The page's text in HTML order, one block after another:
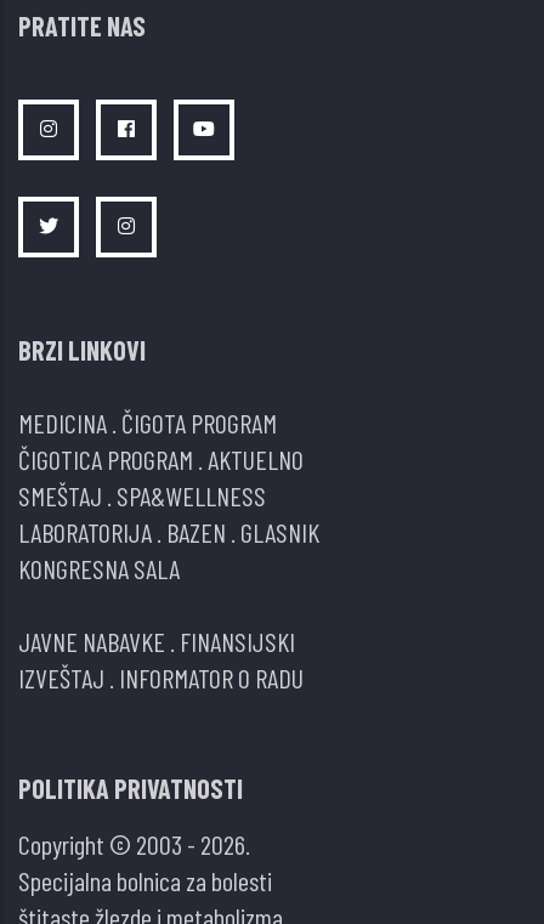
PRATITE NAS
BRZI LINKOVI
MEDICINA ČIGOTA PROGRAM
ČIGOTICA PROGRAM AKTUELNO
SMEŠTAJ SPA&WELLNESS
LABORATORIJA BAZEN GLASNIK
KONGRESNA SALA
JAVNE NABAVKE FINANSIJSKI
IZVEŠTAJ INFORMATOR O RADU
POLITIKA PRIVATNOSTI
Copyright © 2003 - 2026.
Specijalna bolnica za bolesti
štitaste žlezde i metabolizma